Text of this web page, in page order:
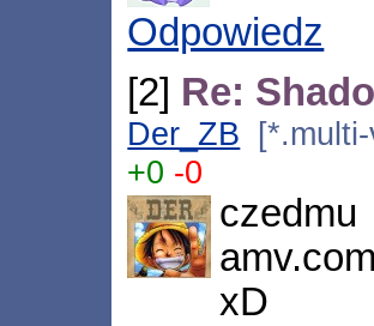
Odpowiedz
[2] Re:
Der_ZB
+0 -0
xD